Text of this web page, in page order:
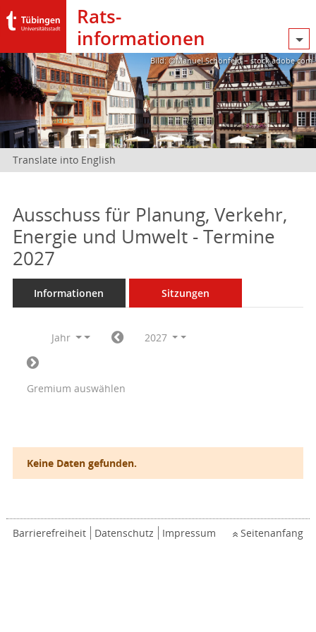
Rats­
informationen
Bild: @Manuel Schönfeld – stock.adobe.com
Translate into English
Ausschuss für Planung, Verkehr,
Energie und Umwelt - Termine
2027
Informationen Sitzungen
Jahr 2027
Gremium auswählen
Keine Daten gefunden.
Barrierefreiheit Datenschutz Impressum Seitenanfang